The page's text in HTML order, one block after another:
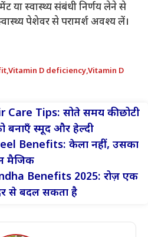
या स्वास्थ्य संबंधी निर्णय लेने से
पेशेवर से परामर्श अवश्य लें।
,Vitamin D deficiency,Vitamin D
Care Tips: सोते समय की छोटी
बनाएँ स्मूद और हेल्दी
Benefits: केला नहीं, उसका
मैजिक
Benefits 2025: रोज़ एक
से बदल सकता है